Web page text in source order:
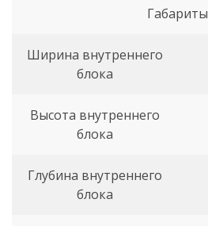
Габариты
Ширина внутреннего
блока
Высота внутреннего
блока
Глубина внутреннего
блока